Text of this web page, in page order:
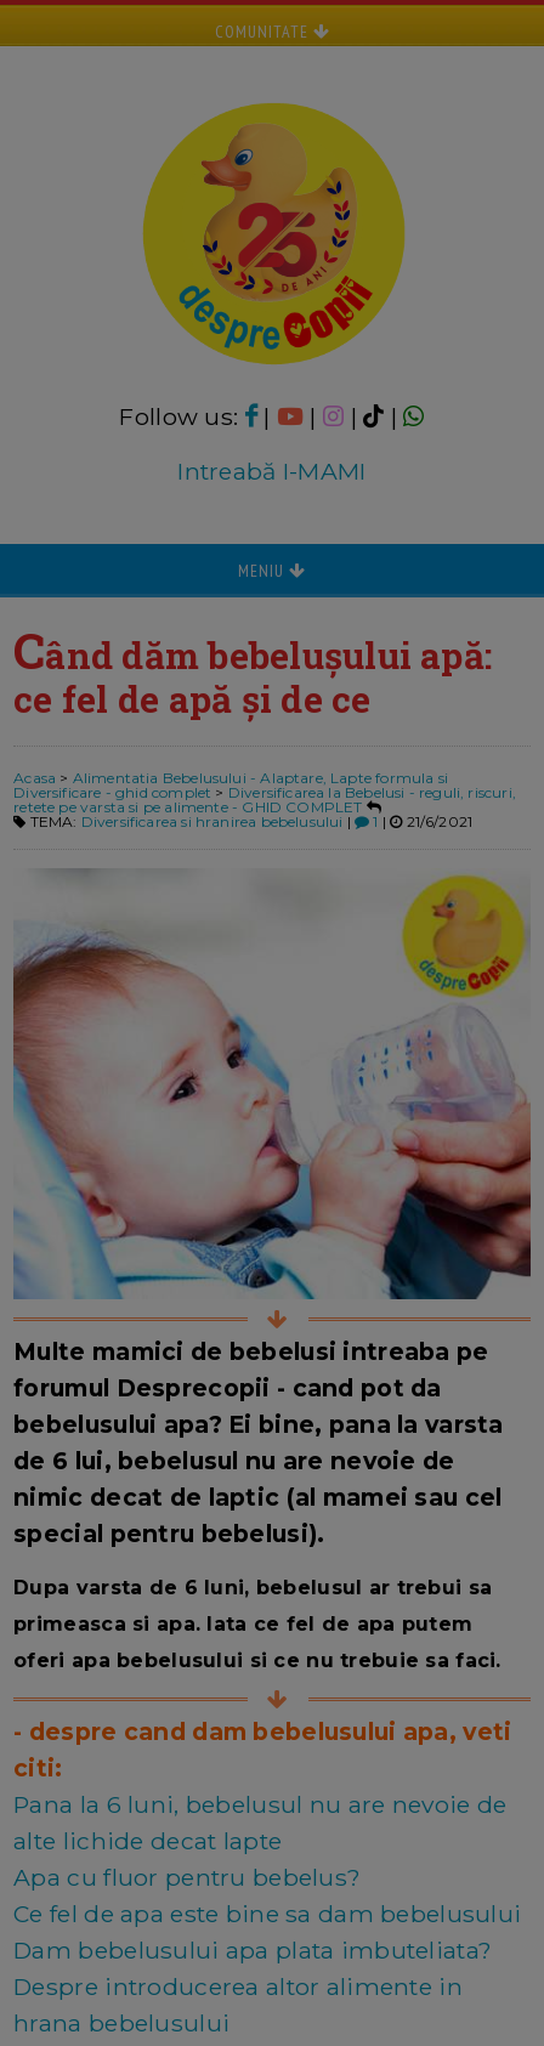
COMUNITATE
Follow us: | | |
|
Intreabă I-MAMI
MENIU
Când dăm bebelușului apă:
ce fel de apă și de ce
Acasa > Alimentatia Bebelusului - Alaptare, Lapte formula si
Diversificare - ghid complet > Diversificarea la Bebelusi - reguli, riscuri,
retete pe varsta si pe alimente - GHID COMPLET
TEMA: Diversificarea si hranirea bebelusului | 1 | 21/6/2021
Multe mamici de bebelusi intreaba pe
forumul Desprecopii - cand pot da
bebelusului apa? Ei bine, pana la varsta
de 6 lui, bebelusul nu are nevoie de
nimic decat de laptic (al mamei sau cel
special pentru bebelusi).
Dupa varsta de 6 luni, bebelusul ar trebui sa
primeasca si apa. Iata ce fel de apa putem
oferi apa bebelusului si ce nu trebuie sa faci.
- despre cand dam bebelusului apa, veti
citi:
Pana la 6 luni, bebelusul nu are nevoie de
alte lichide decat lapte
Apa cu fluor pentru bebelus?
Ce fel de apa este bine sa dam bebelusului
Dam bebelusului apa plata imbuteliata?
Despre introducerea altor alimente in
hrana bebelusului